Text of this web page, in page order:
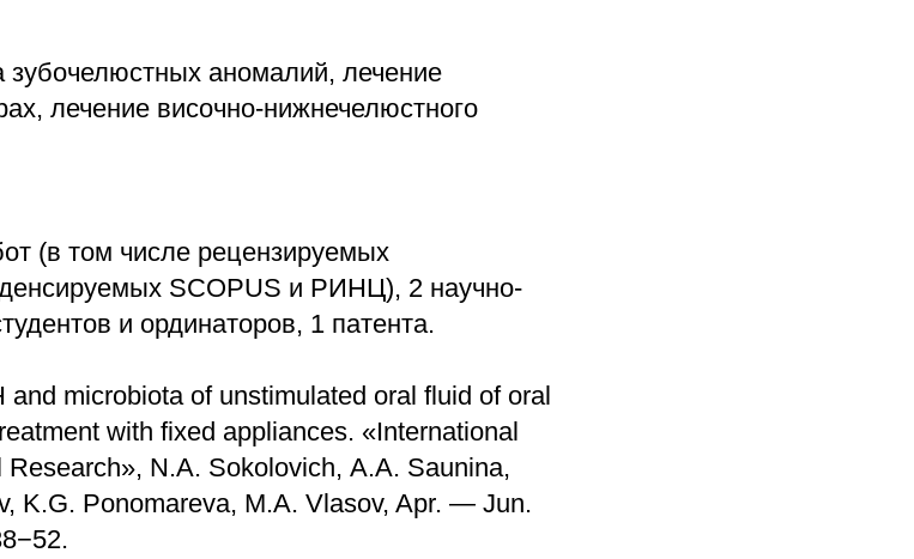
зубочелюстных аномалий, лечение
лечение височно-нижнечелюстного
(в том числе рецензируемых
SCOPUS и РИНЦ), 2 научно-
и ординаторов, 1 патента.
and microbiota of unstimulated oral fluid of oral
with fixed appliances. «International
Research», N.A. Sokolovich, А.А. Saunina,
K.G. Ponomareva, M.A. Vlasov, Apr. — Jun.